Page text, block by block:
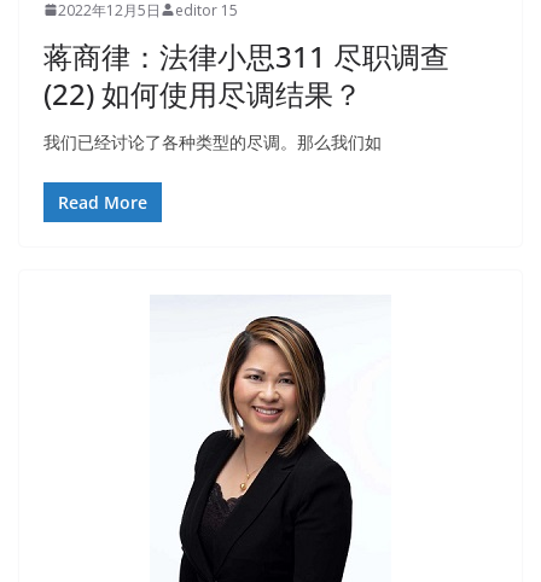
2022年12月5日 editor 15
蒋商律：法律小思311 尽职调查
(22) 如何使用尽调结果？
我们已经讨论了各种类型的尽调。那么我们如
Read More